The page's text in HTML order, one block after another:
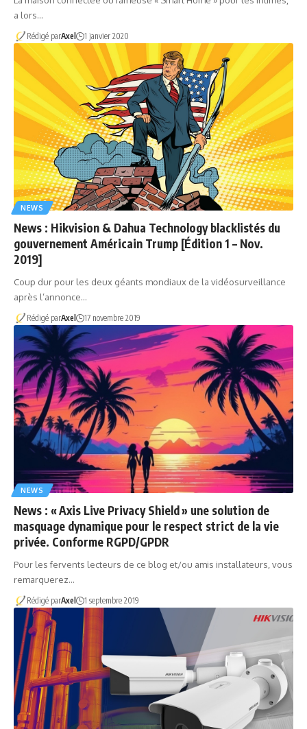
a lors…
Rédigé parAxel 1 janvier 2020
NEWS
News : Hikvision & Dahua Technology blacklistés du
gouvernement Américain Trump [Édition 1 – Nov.
2019]
Coup dur pour les deux géants mondiaux de la vidéosurveillance
après l’annonce…
Rédigé parAxel 17 novembre 2019
NEWS
News : « Axis Live Privacy Shield » une solution de
masquage dynamique pour le respect strict de la vie
privée. Conforme RGPD/GPDR
Pour les fervents lecteurs de ce blog et/ou amis installateurs, vous
remarquerez…
Rédigé parAxel 1 septembre 2019